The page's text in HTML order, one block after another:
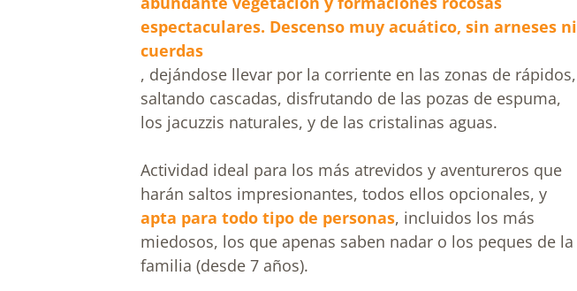
espectaculares. Descenso muy acuático, sin arneses ni
cuerdas
, dejándose llevar por la corriente en las zonas de rápidos,
saltando cascadas, disfrutando de las pozas de espuma,
los jacuzzis naturales, y de las cristalinas aguas.
Actividad ideal para los más atrevidos y aventureros que
harán saltos impresionantes, todos ellos opcionales, y
apta para todo tipo de personas, incluidos los más
miedosos, los que apenas saben nadar o los peques de la
familia (desde 7 años).